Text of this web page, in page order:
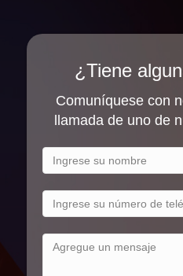
¿Tiene
Comuníquese con
llamada de uno de